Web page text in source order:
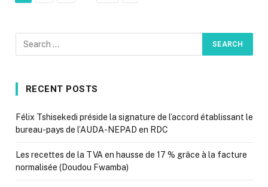
RECENT POSTS
Félix Tshisekedi préside la signature de l’accord établissant le
bureau-pays de l’AUDA-NEPAD en RDC
Les recettes de la TVA en hausse de 17 % grâce à la facture
normalisée (Doudou Fwamba)